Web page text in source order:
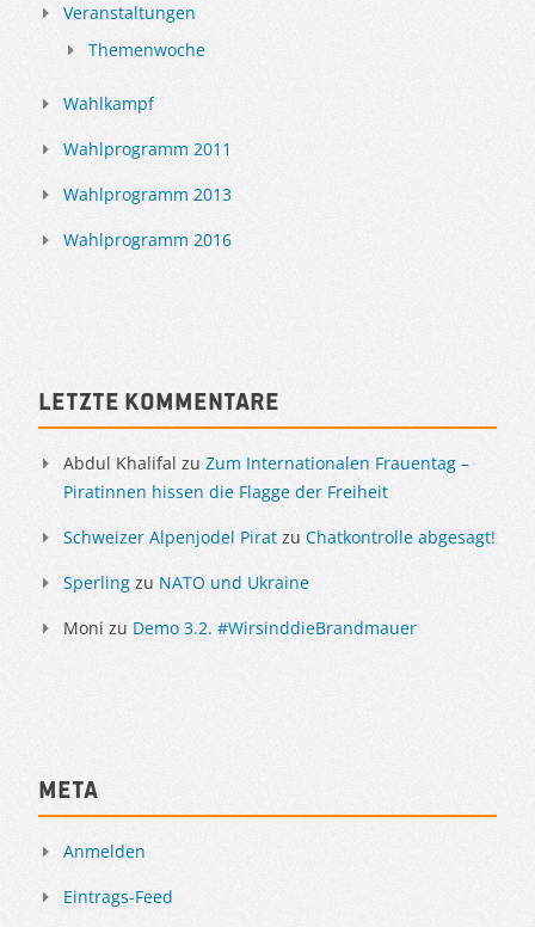
Veranstaltungen
Themenwoche
Wahlkampf
Wahlprogramm 2011
Wahlprogramm 2013
Wahlprogramm 2016
Letzte Kommentare
Abdul Khalifal zu Zum Internationalen Frauentag –
Piratinnen hissen die Flagge der Freiheit
Schweizer Alpenjodel Pirat zu Chatkontrolle abgesagt!
Sperling zu NATO und Ukraine
Moni zu Demo 3.2. #WirsinddieBrandmauer
Meta
Anmelden
Eintrags-Feed